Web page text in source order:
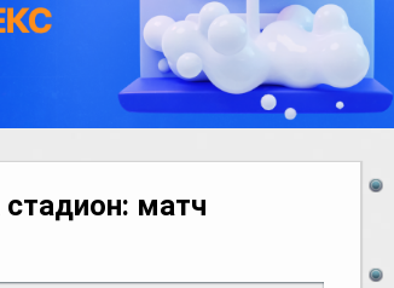
матч